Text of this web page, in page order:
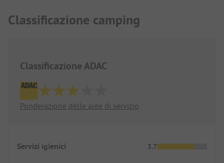
Classificazione camping
Classificazione ADAC
Ponderazione delle aree di servizio
Servizi igienici 3.7